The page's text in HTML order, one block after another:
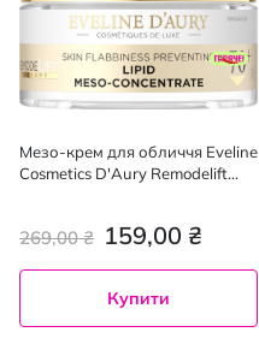
Мезо-крем для обличчя Eveline
Cosmetics D'Aury Remodelift
159,00 ₴
269,00 ₴
Купити